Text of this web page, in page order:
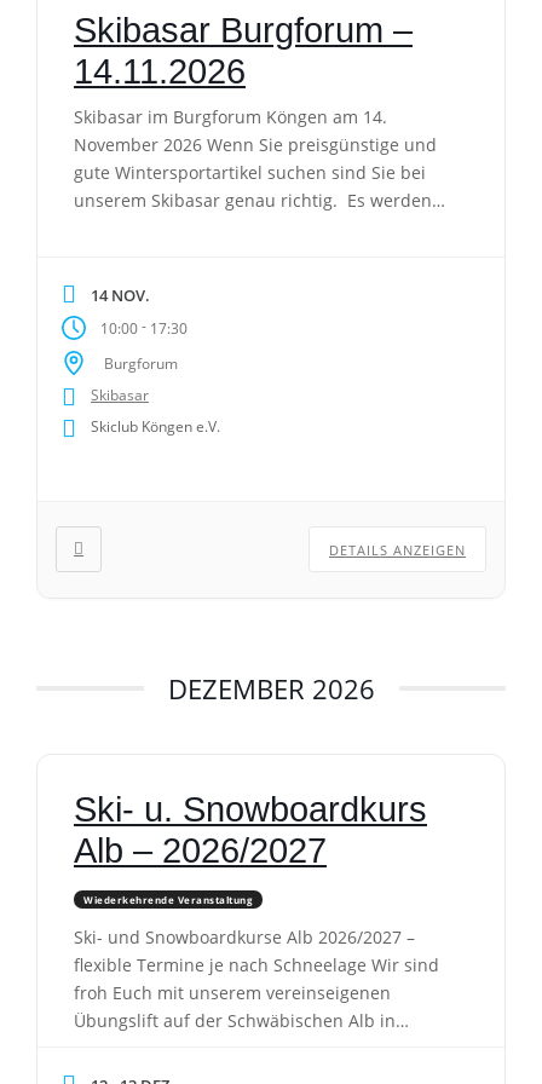
Skibasar Burgforum –
14.11.2026
Skibasar im Burgforum Köngen am 14.
November 2026 Wenn Sie preisgünstige und
gute Wintersportartikel suchen sind Sie bei
unserem Skibasar genau richtig. Es werden
und Schlittschuhe angenommen. Alle Artikel
müssen in einem technisch einwandfreien
Zustand sein. Speziell Ski- u.
Snowboardbindungen müssen der derzeitigen
gültigen Norm […]
14 NOV.
10:00- 17:30
Burgforum
Skibasar
Skiclub Köngen e.V.
DETAILS ANZEIGEN
DEZEMBER 2026
Ski- u. Snowboardkurs
Alb – 2026/2027
Wiederkehrende Veranstaltung
Ski- und Snowboardkurse Alb 2026/2027 –
flexible Termine je nach Schneelage Wir sind
froh Euch mit unserem vereinseigenen
Übungslift auf der Schwäbischen Alb in
entfernt, optimale Trainingsbedingungen für